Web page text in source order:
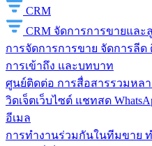
CRM
CRM จัดการการขายและ
การจัดการการขาย จัดการลีด
การเข้าถึง และบทบาท
ศูนย์ติดต่อ การสื่อสารรวมหล
วิดเจ็ตเว็บไซต์ แชทสด
อีเมล
การทำงานร่วมกันในทีมขาย